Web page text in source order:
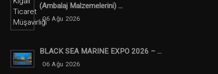
(ambalaj Malzemelerini) ...
06 Ağu 2026
BLACK SEA MARINE EXPO 2026 – ...
06 Ağu 2026